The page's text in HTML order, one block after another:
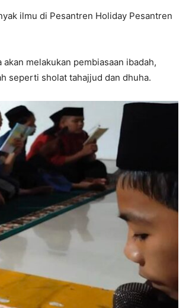
ilmu di Pesantren Holiday Pesantren
akan melakukan pembiasaan ibadah,
seperti sholat tahajjud dan dhuha.